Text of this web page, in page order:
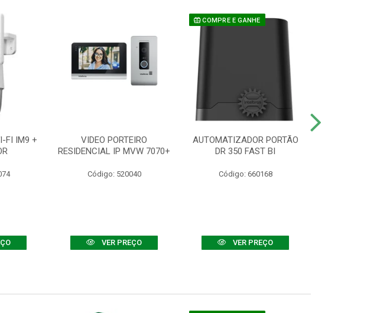
FI IM9 +
VIDEO PORTEIRO
RESIDENCIAL IP MVW 7070+
Código: 520040
VER PREÇO
COMPRE E GANHE
AUTOMATIZADOR PORTÃO
DR 350 FAST BI
Código: 660168
VER PREÇO